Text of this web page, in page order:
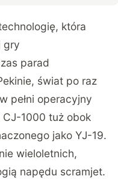
która
gry
parad
świat po raz
pełni operacyjny
CJ-1000 tuż obok
jako YJ-19.
wieloletnich,
napędu scramjet.